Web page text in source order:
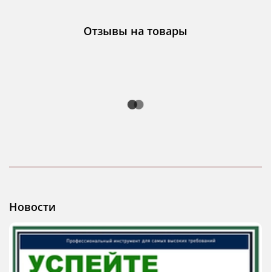
Отзывы на товары
Новости